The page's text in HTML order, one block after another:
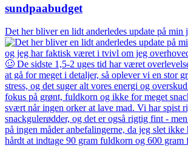
sundpaabudget
Det her bliver en lidt anderledes update på min j